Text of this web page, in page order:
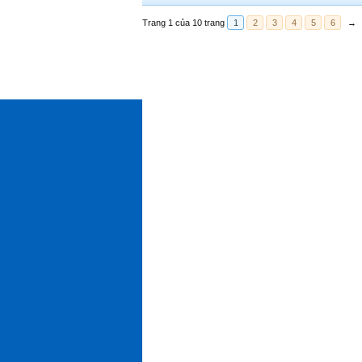
Trang 1 của 10 trang 1 2 3 4 5 6 →